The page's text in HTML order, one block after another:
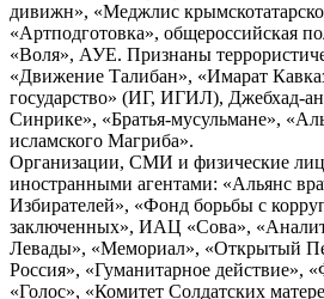
дивижн», «Меджлис
«Артподготовка», общероссийская
«Воля», АУЕ. Признаны
«Движение Талибан», «Имарат
государство» (ИГ, ИГИЛ), Джебхад-
Синрике», «Братья-мусульмане»,
исламского Магриба».
Организации, СМИ и физические
иностранными агентами: «Альянс
Избирателей», «Фонд борьбы с
заключенных», ИАЦ «Сова»,
Левады», «Мемориал», «Открытый
Россия», «Гуманитарное действие»,
«Голос», «Комитет Солдатских